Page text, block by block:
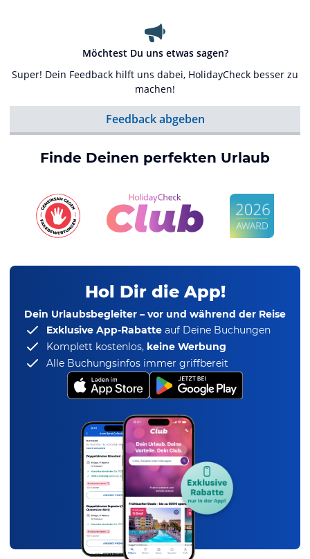
Möchtest Du uns etwas sagen?
Super! Dein Feedback hilft uns dabei, HolidayCheck besser zu
machen!
Feedback abgeben
Finde Deinen perfekten Urlaub
Hol Dir die App!
Dein Urlaubsbegleiter – vor und während der Reise
Exklusive App-Rabatte auf Deine Buchungen
Komplett kostenlos, keine Werbung
Alle Buchungsinfos immer griffbereit